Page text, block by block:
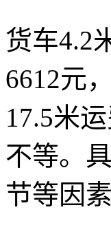
货车4.2
6612元
17.5米
不等。
节等因